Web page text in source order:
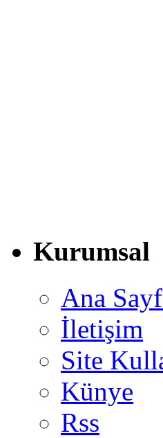
Kurumsal
Ana
İletişim
Site
Künye
Rss